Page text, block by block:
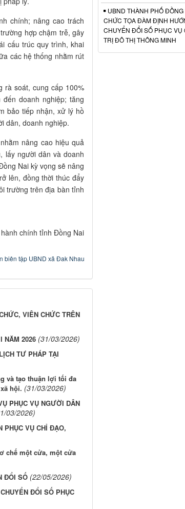
chính; nâng cao trách
hợp chậm trễ, gây
cấu trúc quy trình, khai
các hệ thống nhằm rút
rà soát, cung cấp 100%
doanh nghiệp; tăng
bảo tiếp nhận, xử lý hồ
dân, doanh nghiệp.
nâng cao hiệu quả
lấy người dân và doanh
Nai kỳ vọng sẽ nâng
lên, đồng thời thúc đẩy
trường trên địa bàn tỉnh
chính tỉnh Đồng Nai
biên tập UBND xã Đak Nhau
VIÊN CHỨC TRÊN
NĂM 2026 (31/03/2026)
TƯ PHÁP TẠI
và tạo thuận lợi tối đa
hội. (31/03/2026)
PHỤC VỤ NGƯỜI DÂN
03/2026)
PHỤC VỤ CHỈ ĐẠO,
chế một cửa, một cửa
ĐỔI SỐ (22/05/2026)
ĐỔI SỐ PHỤC
UBND THÀNH PHỐ ĐỒNG
CHỨC TỌA ĐÀM ĐỊNH
CHUYỂN ĐỔI SỐ PHỤC VỤ
TRỊ ĐÔ THỊ THÔNG MINH